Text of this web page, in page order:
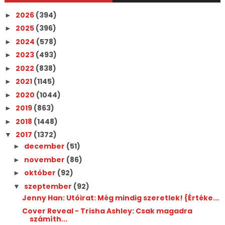
► 2026 (394)
► 2025 (396)
► 2024 (578)
► 2023 (493)
► 2022 (838)
► 2021 (1145)
► 2020 (1044)
► 2019 (863)
► 2018 (1448)
▼ 2017 (1372)
► december (51)
► november (86)
► október (92)
▼ szeptember (92)
Jenny Han: Utóirat: ​Még mindig szeretlek! {Értéke...
Cover Reveal - Trisha Ashley: Csak magadra
számíth...